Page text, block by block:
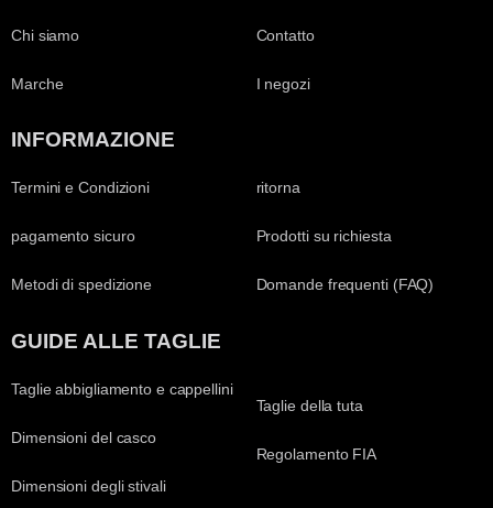
Chi siamo
Marche
Contatto
I negozi
INFORMAZIONE
Termini e Condizioni
pagamento sicuro
Metodi di spedizione
ritorna
Prodotti su richiesta
Domande frequenti (FAQ)
GUIDE ALLE TAGLIE
Taglie abbigliamento e cappellini
Dimensioni del casco
Dimensioni degli stivali
Taglie della tuta
Regolamento FIA